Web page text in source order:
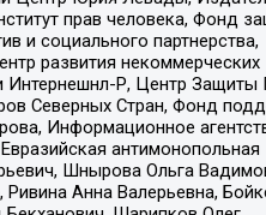
прав человека, Фонд
и социального партнерства,
развития некоммерческих
Интернешнл-Р, Центр Защиты
Северных Стран, Фонд
Информационное
антимонопольная
Шнырова Ольга
Анна Валерьевна,